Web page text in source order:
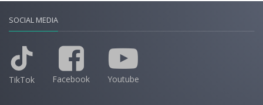
SOCIAL MEDIA
TikTok Facebook Youtube